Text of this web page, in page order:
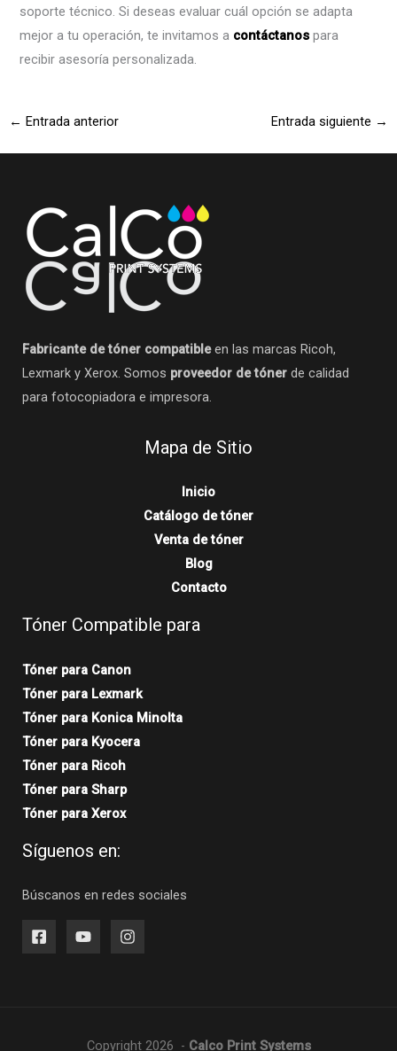
soporte técnico. Si deseas evaluar cuál opción se adapta
mejor a tu operación, te invitamos a contáctanos para
recibir asesoría personalizada.
← Entrada anterior Entrada siguiente →
Fabricante de tóner compatibleen las marcas Ricoh,
Lexmark y Xerox. Somos proveedor de tóner de calidad
para fotocopiadora e impresora.
Mapa de Sitio
Inicio
Catálogo de tóner
Venta de tóner
Blog
Contacto
Tóner Compatible para
Tóner para Canon
Tóner para Lexmark
Tóner para Konica Minolta
Tóner para Kyocera
Tóner para Ricoh
Tóner para Sharp
Tóner para Xerox
Síguenos en:
Búscanos en redes sociales
Copyright 2026 - Calco Print Systems